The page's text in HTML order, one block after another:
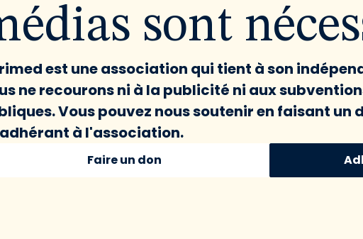
sont
est une association qui tient à son
ne recourons ni à la publicité ni aux
Vous pouvez nous soutenir en faisant un
à l'association.
Faire un don